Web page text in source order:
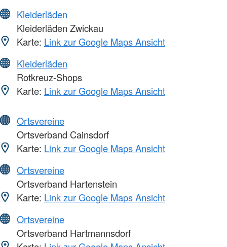
Kleiderläden
Kleiderläden Zwickau
Karte: Link zur Google Maps Ansicht
Kleiderläden
Rotkreuz-Shops
Karte: Link zur Google Maps Ansicht
Ortsvereine
Ortsverband Cainsdorf
Karte: Link zur Google Maps Ansicht
Ortsvereine
Ortsverband Hartenstein
Karte: Link zur Google Maps Ansicht
Ortsvereine
Ortsverband Hartmannsdorf